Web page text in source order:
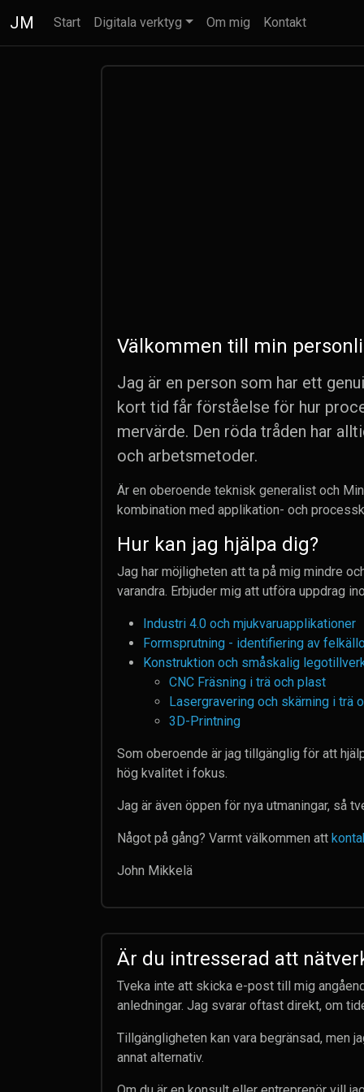
JM Start Digitala verktyg Om mig Kontakt
Välkommen till min
Jag är en person som har ett
kort tid får förståelse för hur
mervärde. Den röda tråden har
och arbetsmetoder.
Är en oberoende teknisk generalist och
kombination med applikation- och
Hur kan jag hjälpa dig?
Jag har möjligheten att ta på mig mindre
varandra. Erbjuder mig att utföra uppdrag
Industri 4.0 och mjukvaruapplikationer
Formsprutning - identifiering av
Konstruktion och småskalig
CNC Fräsning i trä och plast
Lasergravering och skärning i trä
3D-Printning
Som oberoende är jag tillgänglig för att
hög kvalitet i fokus.
Jag är även öppen för nya utmaningar, så
Något på gång? Varmt välkommen att
John Mikkelä
Är du intresserad att
Tveka inte att skicka e-post till mig
anledningar. Jag svarar oftast direkt, om
Tillgängligheten kan vara begränsad, men
annat alternativ.